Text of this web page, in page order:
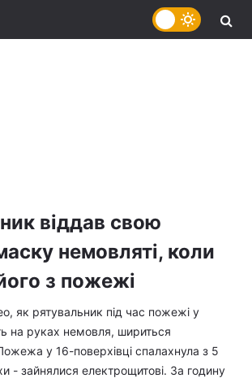
віддав свою
немовляті, коли
з пожежі
як рятувальник під час пожежі у
на руках немовля, шириться
у 16-поверхівці спалахнула з 5
- зайнялися електрощитові. За годину